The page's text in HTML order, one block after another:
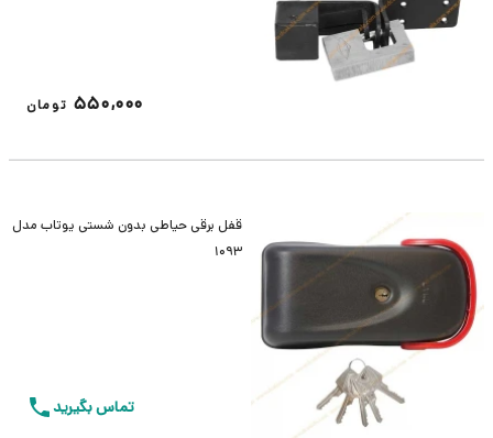
550,000 تومان
قفل برقی حیاطی بدون شستی یوتاب مدل
1093
تماس بگیرید